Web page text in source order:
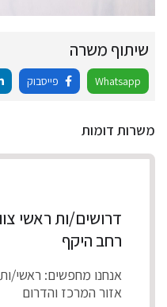
שיתוף משרה
Whatsapp פייסבוק
משרות דומות
דרושים/ות ראשי
רחב היקף
אנחנו מחפשים: ראשי/
אזור המרכז והדרום